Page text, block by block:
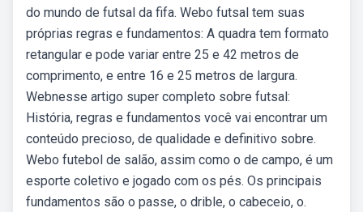
do mundo de futsal da fifa. Webo futsal tem suas
próprias regras e fundamentos: A quadra tem formato
retangular e pode variar entre 25 e 42 metros de
comprimento, e entre 16 e 25 metros de largura.
Webnesse artigo super completo sobre futsal:
História, regras e fundamentos você vai encontrar um
conteúdo precioso, de qualidade e definitivo sobre.
Webo futebol de salão, assim como o de campo, é um
esporte coletivo e jogado com os pés. Os principais
fundamentos são o passe, o drible, o cabeceio, o.